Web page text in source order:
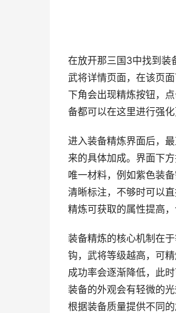
在放开那三国3中找到装
武将详情页面，在该页
下角会出现精炼按钮，
备都可以在这里进行强
进入装备精炼界面后，
来的具体加成。界面下
唯一材料，例如紫色装
清晰标注，不够时可以
精炼可获取的属性提高
装备精炼的核心机制在
钩，武将等级越高，可
成功率会逐渐降低，此
装备的外观会有轻微的
根据装备质量提供不同